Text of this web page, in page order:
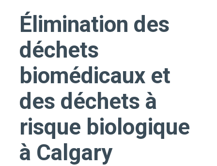
Élimination des
déchets
biomédicaux et
des déchets à
risque biologique
à Calgary